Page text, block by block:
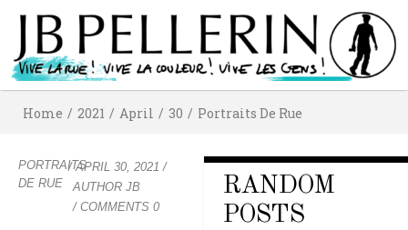
Home / 2021 / April / 30 / Portraits De Rue
PORTRAITS
DE RUE
/APRIL 30, 2021 /
AUTHORJB
/ COMMENTS 0
RANDOM
POSTS